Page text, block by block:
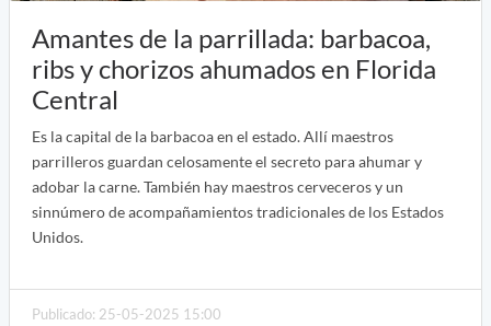
Amantes de la parrillada: barbacoa,
ribs y chorizos ahumados en Florida
Central
Es la capital de la barbacoa en el estado. Allí maestros
parrilleros guardan celosamente el secreto para ahumar y
adobar la carne. También hay maestros cerveceros y un
sinnúmero de acompañamientos tradicionales de los Estados
Unidos.
Publicado: 25-05-2025 15:00